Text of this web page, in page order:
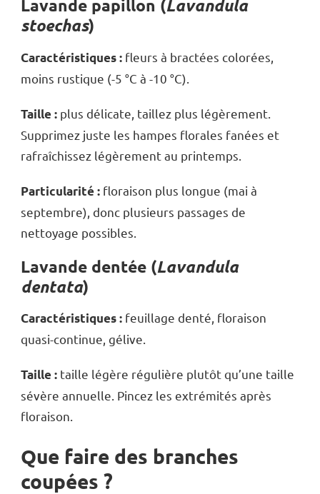
Lavande papillon (Lavandula
stoechas)
Caractéristiques : fleurs à bractées colorées,
moins rustique (-5 °C à -10 °C).
Taille : plus délicate, taillez plus légèrement.
Supprimez juste les hampes florales fanées et
rafraîchissez légèrement au printemps.
Particularité : floraison plus longue (mai à
septembre), donc plusieurs passages de
nettoyage possibles.
Lavande dentée (Lavandula
dentata)
Caractéristiques : feuillage denté, floraison
quasi-continue, gélive.
Taille : taille légère régulière plutôt qu’une taille
sévère annuelle. Pincez les extrémités après
floraison.
Que faire des branches
coupées ?